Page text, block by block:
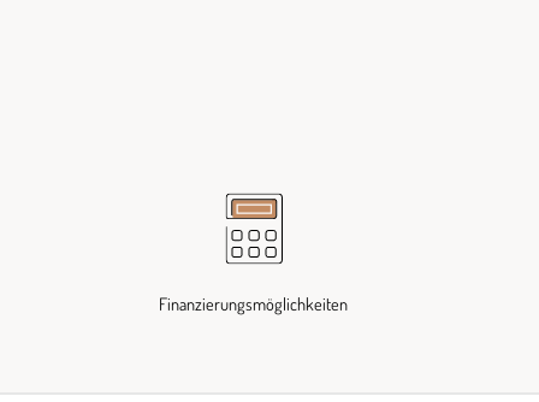
Finanzierungsmöglichkeiten